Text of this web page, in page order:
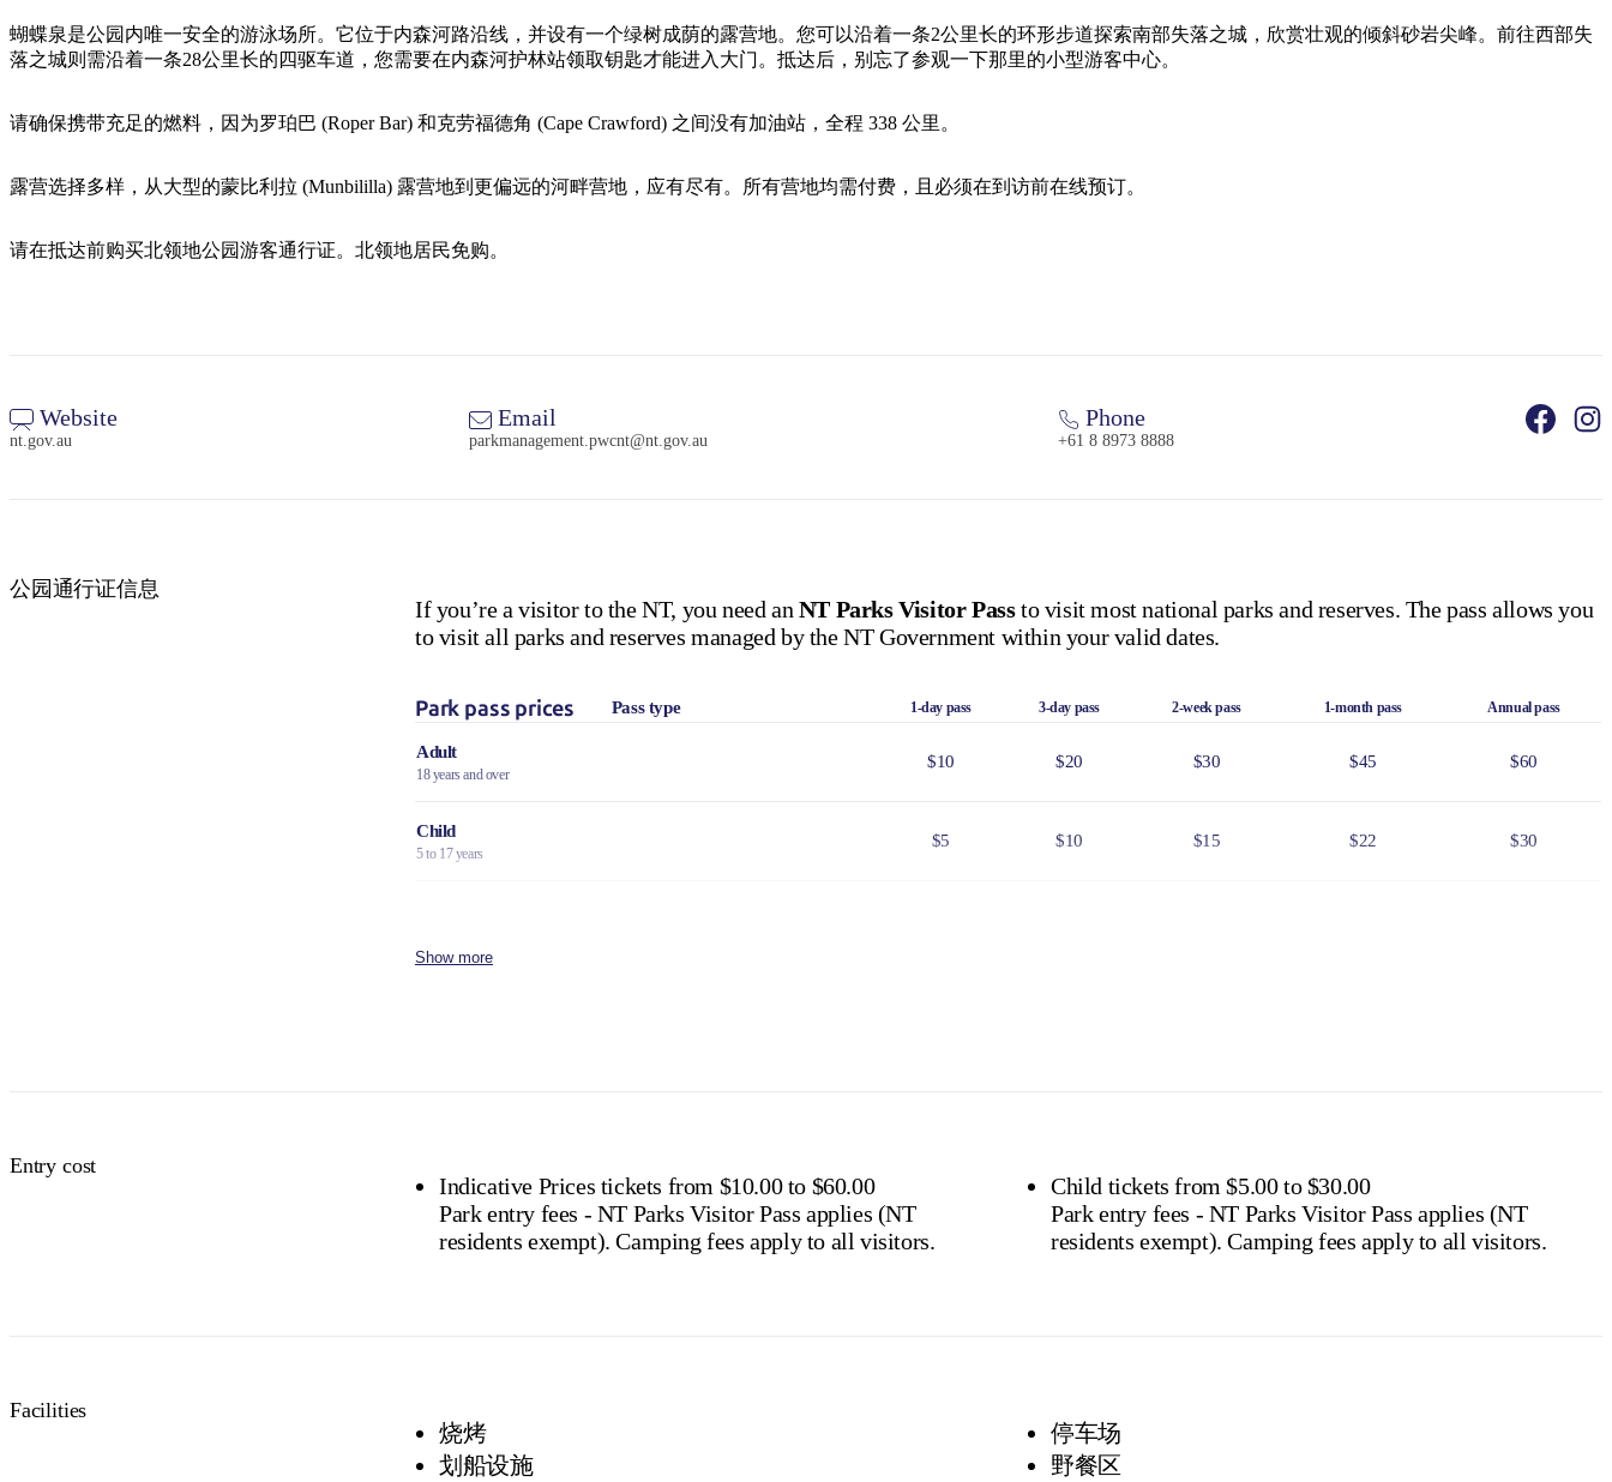
蝴蝶泉是公园内唯一安全的游泳场所。它位于内森河路沿线，并设有一个绿树成荫的露营地。您可以沿着一条2公里长的环形步道探索南部失落之城，欣赏壮观的倾斜砂岩尖峰。前往西部失
落之城则需沿着一条28公里长的四驱车道，您需要在内森河护林站领取钥匙才能进入大门。抵达后，别忘了参观一下那里的小型游客中心。
请确保携带充足的燃料，因为罗珀巴 (Roper Bar) 和克劳福德角 (Cape Crawford) 之间没有加油站，全程 338 公里。
露营选择多样，从大型的蒙比利拉 (Munbililla) 露营地到更偏远的河畔营地，应有尽有。所有营地均需付费，且必须在到访前在线预订。
请在抵达前购买北领地公园游客通行证。北领地居民免购。
Website
nt.gov.au
Email
parkmanagement.pwcnt@nt.gov.au
Phone
+61 8 8973 8888
公园通行证信息
If you’re a visitor to the NT, you need an NT Parks Visitor Passto visit most national parks and reserves. The pass allows you
to visit all parks and reserves managed by the NT Government within your valid dates.
Park pass prices Pass type 1-day pass 3-day pass 2-week pass 1-month pass Annual pass
Adult
18 years and over
$10 $20 $30 $45 $60
Child
5 to 17 years
$5 $10 $15 $22 $30
Show more
Entry cost
Indicative Prices tickets from $10.00 to $60.00
Park entry fees - NT Parks Visitor Pass applies (NT
residents exempt). Camping fees apply to all visitors.
Child tickets from $5.00 to $30.00
Park entry fees - NT Parks Visitor Pass applies (NT
residents exempt). Camping fees apply to all visitors.
Facilities
烧烤
划船设施
停车场
野餐区